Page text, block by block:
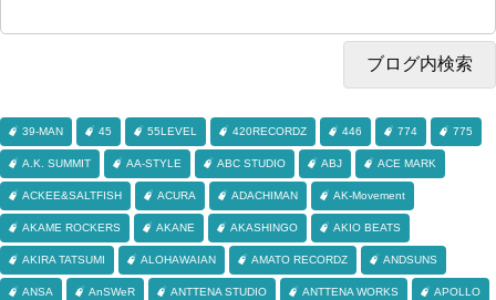
39-MAN 45 55LEVEL 420RECORDZ 446 774 775
A.K. SUMMIT AA-STYLE ABC STUDIO ABJ ACE MARK
ACKEE&SALTFISH ACURA ADACHIMAN AK-Movement
AKAME ROCKERS AKANE AKASHINGO AKIO BEATS
AKIRA TATSUMI ALOHAWAIAN AMATO RECORDZ ANDSUNS
ANSA AnSWeR ANTTENA STUDIO ANTTENA WORKS APOLLO